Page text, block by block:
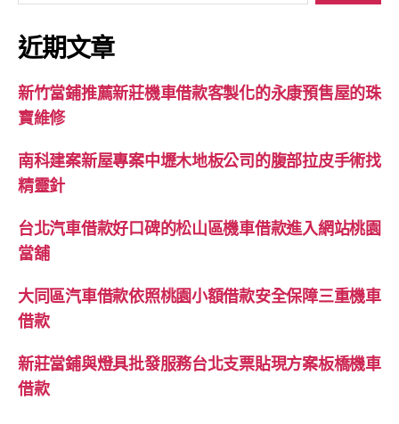
關
鍵
字:
近期文章
新竹當鋪推薦新莊機車借款客製化的永康預售屋的珠
寶維修
南科建案新屋專案中壢木地板公司的腹部拉皮手術找
精靈針
台北汽車借款好口碑的松山區機車借款進入網站桃園
當舖
大同區汽車借款依照桃園小額借款安全保障三重機車
借款
新莊當鋪與燈具批發服務台北支票貼現方案板橋機車
借款